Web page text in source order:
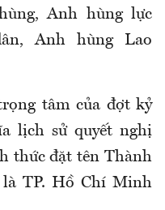
Anh hùng lực
Anh hùng Lao
tâm của đợt kỷ
lịch sử quyết nghị
thức đặt tên Thành
TP. Hồ Chí Minh